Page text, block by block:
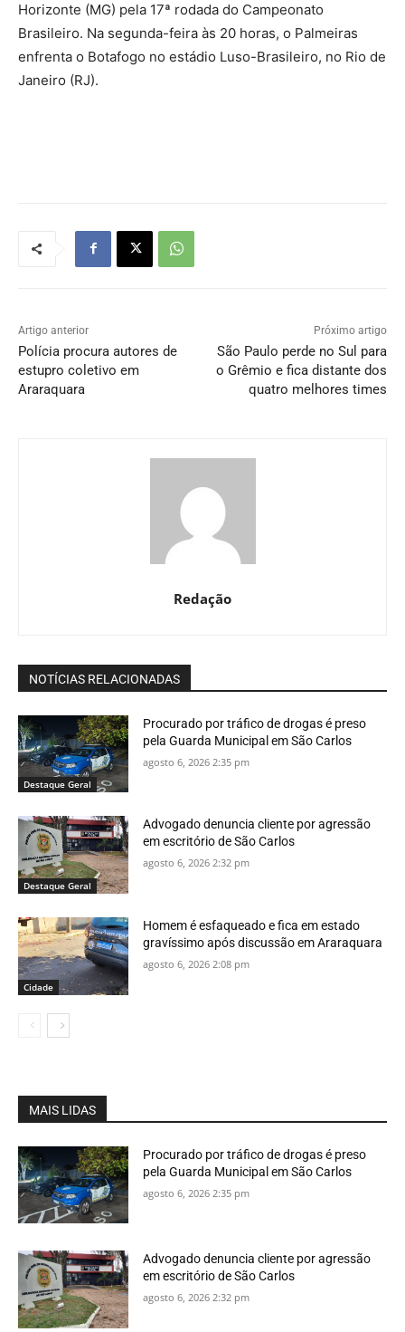
Horizonte (MG) pela 17ª rodada do Campeonato
Brasileiro. Na segunda-feira às 20 horas, o Palmeiras
enfrenta o Botafogo no estádio Luso-Brasileiro, no Rio de
Janeiro (RJ).
Artigo anterior
Polícia procura autores de
estupro coletivo em
Araraquara
Próximo artigo
São Paulo perde no Sul para
o Grêmio e fica distante dos
quatro melhores times
Redação
NOTÍCIAS RELACIONADAS
Destaque Geral
Procurado por tráfico de drogas é preso
pela Guarda Municipal em São Carlos
agosto 6, 2026 2:35 pm
Destaque Geral
Advogado denuncia cliente por agressão
em escritório de São Carlos
agosto 6, 2026 2:32 pm
Cidade
Homem é esfaqueado e fica em estado
gravíssimo após discussão em Araraquara
agosto 6, 2026 2:08 pm
MAIS LIDAS
Procurado por tráfico de drogas é preso
pela Guarda Municipal em São Carlos
agosto 6, 2026 2:35 pm
Advogado denuncia cliente por agressão
em escritório de São Carlos
agosto 6, 2026 2:32 pm